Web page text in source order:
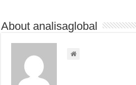
About analisaglobal